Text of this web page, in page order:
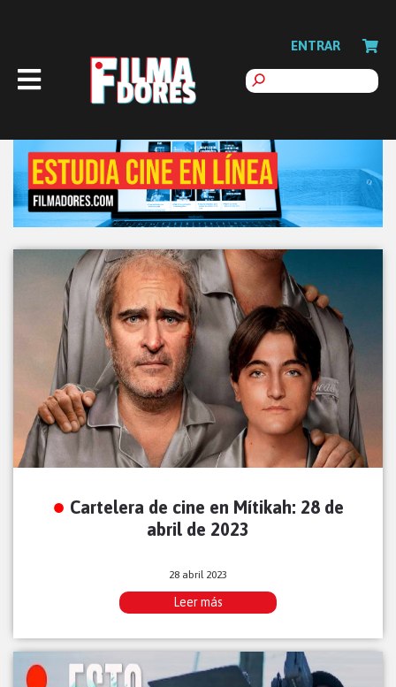
ENTRAR
Cartelera de cine en Mítikah: 28 de
abril de 2023
28 abril 2023
Leer más